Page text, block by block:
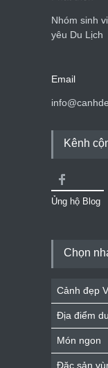
Nhóm sinh
yêu Du Lịch
Email
Kênh
Ủng hộ Blog
Chọn
Cảnh đẹp
Địa điểm
Món ngon
Đặc sản